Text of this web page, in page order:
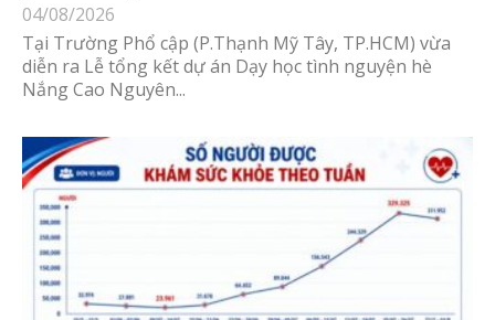
04/08/2026
Tại Trường Phổ cập (P.Thạnh Mỹ Tây, TP.HCM) vừa
diễn ra Lễ tổng kết dự án Dạy học tình nguyện hè
Nắng Cao Nguyên...